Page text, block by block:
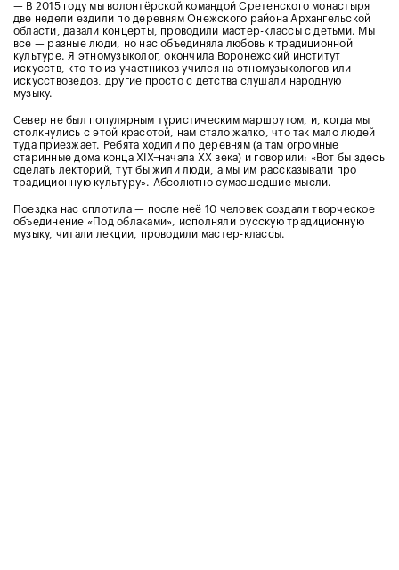
— В 2015 году мы волонтёрской командой Сретенского монастыря
две недели ездили по деревням Онежского района Архангельской
области, давали концерты, проводили мастер-классы с детьми. Мы
все — разные люди, но нас объединяла любовь к традиционной
культуре. Я этномузыколог, окончила Воронежский институт
искусств, кто-то из участников учился на этномузыкологов или
искусствоведов, другие просто с детства слушали народную
музыку.
Север не был популярным туристическим маршрутом, и, когда мы
столкнулись с этой красотой, нам стало жалко, что так мало людей
туда приезжает. Ребята ходили по деревням (а там огромные
старинные дома конца XIX−начала XX века) и говорили: «Вот бы здесь
сделать лекторий, тут бы жили люди, а мы им рассказывали про
традиционную культуру». Абсолютно сумасшедшие мысли.
Поездка нас сплотила — после неё 10 человек создали творческое
объединение «Под облаками», исполняли русскую традиционную
музыку, читали лекции, проводили мастер-классы.